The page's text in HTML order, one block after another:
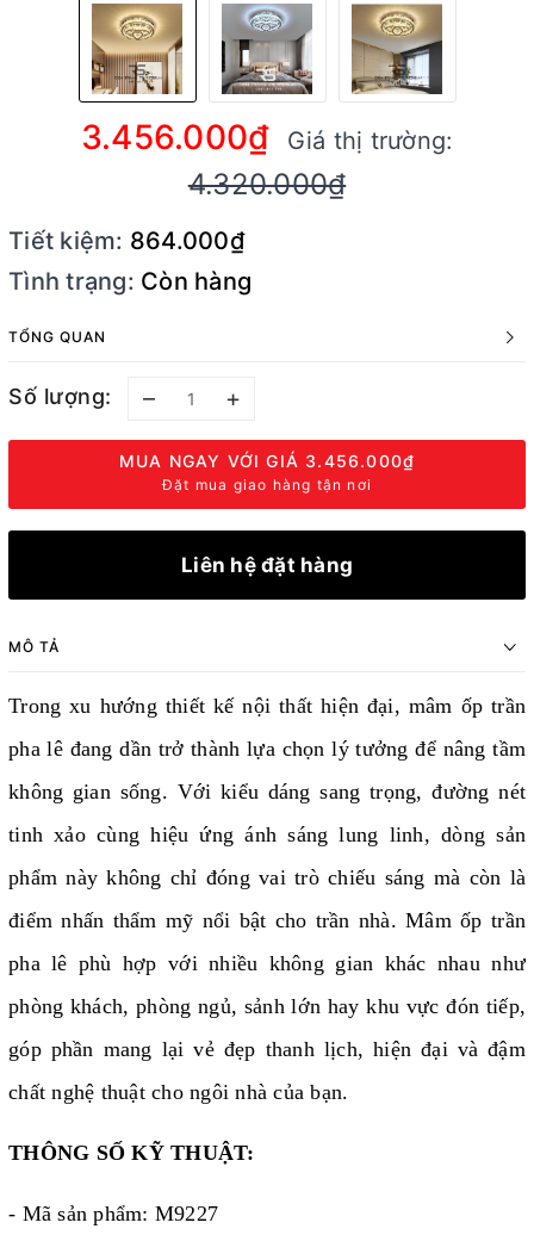
3.456.000₫ Giá thị trường:
4.320.000₫
Tiết kiệm: 864.000₫
Tình trạng: Còn hàng
TỔNG QUAN
Số lượng: – +
MUA NGAY VỚI GIÁ 3.456.000₫
Đặt mua giao hàng tận nơi
Liên hệ đặt hàng
MÔ TẢ
Trong xu hướng thiết kế nội thất hiện đại, mâm ốp trần
pha lê đang dần trở thành lựa chọn lý tưởng để nâng tầm
không gian sống. Với kiểu dáng sang trọng, đường nét
tinh xảo cùng hiệu ứng ánh sáng lung linh, dòng sản
phẩm này không chỉ đóng vai trò chiếu sáng mà còn là
điểm nhấn thẩm mỹ nổi bật cho trần nhà. Mâm ốp trần
pha lê phù hợp với nhiều không gian khác nhau như
phòng khách, phòng ngủ, sảnh lớn hay khu vực đón tiếp,
góp phần mang lại vẻ đẹp thanh lịch, hiện đại và đậm
chất nghệ thuật cho ngôi nhà của bạn.
THÔNG SỐ KỸ THUẬT:
- Mã sản phẩm: M9227